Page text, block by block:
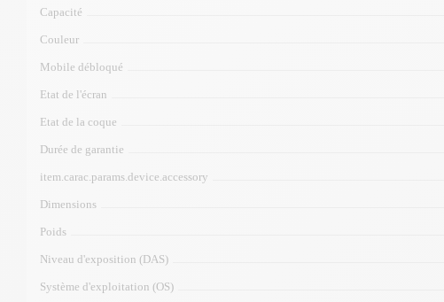
Capacité
Couleur
Mobile débloqué
Etat de l'écran
Etat de la coque
Durée de garantie
item.carac.params.device.accessory
Dimensions
Poids
Niveau d'exposition (DAS)
Système d'exploitation (OS)